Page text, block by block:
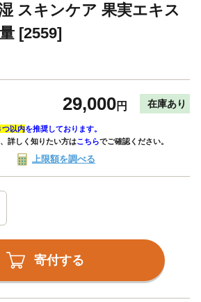
スキンケア 果実エキス
[2559]
29,000円 在庫あり
つ以内を推奨しております。
詳しく知りたい方はこちらでご確認ください。
上限額を調べる
寄付する